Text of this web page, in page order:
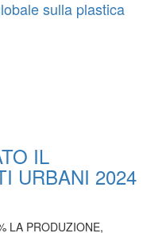
sulla plastica
IL
URBANI 2024
LA PRODUZIONE,